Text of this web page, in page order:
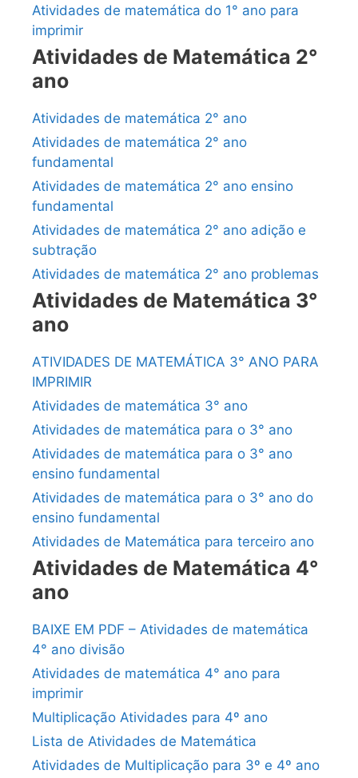
Atividades de matemática do 1° ano para
imprimir
Atividades de Matemática 2°
ano
Atividades de matemática 2° ano
Atividades de matemática 2° ano
fundamental
Atividades de matemática 2° ano ensino
fundamental
Atividades de matemática 2° ano adição e
subtração
Atividades de matemática 2° ano problemas
Atividades de Matemática 3°
ano
ATIVIDADES DE MATEMÁTICA 3° ANO PARA
IMPRIMIR
Atividades de matemática 3° ano
Atividades de matemática para o 3° ano
Atividades de matemática para o 3° ano
ensino fundamental
Atividades de matemática para o 3° ano do
ensino fundamental
Atividades de Matemática para terceiro ano
Atividades de Matemática 4°
ano
BAIXE EM PDF – Atividades de matemática
4° ano divisão
Atividades de matemática 4° ano para
imprimir
Multiplicação Atividades para 4º ano
Lista de Atividades de Matemática
Atividades de Multiplicação para 3º e 4º ano